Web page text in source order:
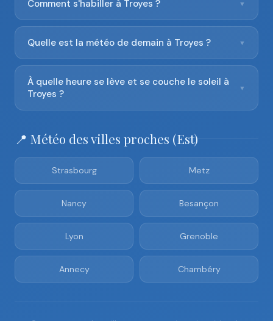
Comment s'habiller à Troyes ? ▼
Quelle est la météo de demain à Troyes ? ▼
À quelle heure se lève et se couche le soleil à
Troyes ?
▼
📍 Météo des villes proches (Est)
Strasbourg Metz
Nancy Besançon
Lyon Grenoble
Annecy Chambéry